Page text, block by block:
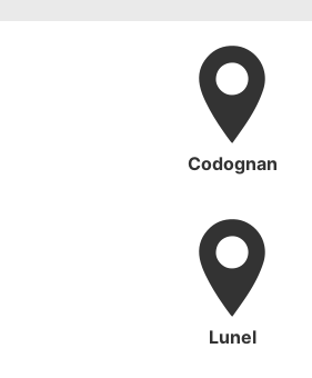
Codognan
Lunel